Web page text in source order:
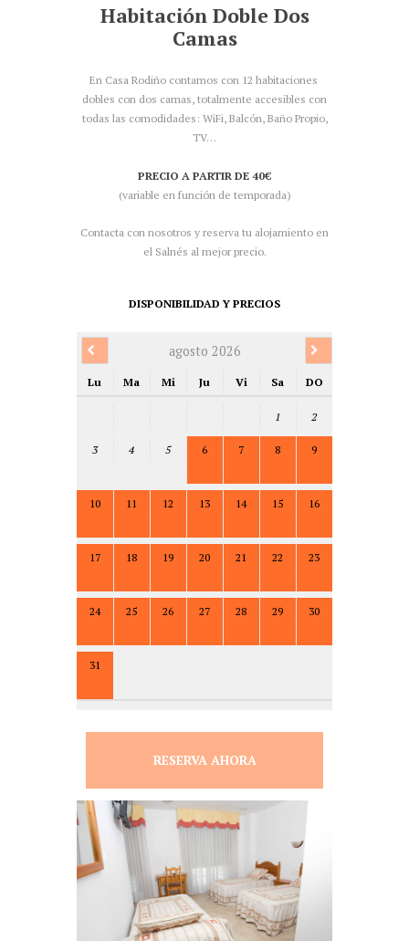
Habitación Doble Dos
Camas
En Casa Rodiño contamos con 12 habitaciones
dobles con dos camas, totalmente accesibles con
todas las comodidades: WiFi, Balcón, Baño Propio,
TV…
PRECIO A PARTIR DE 40€
(variable en función de temporada)
Contacta con nosotros y reserva tu alojamiento en
el Salnés al mejor precio.
DISPONIBILIDAD Y PRECIOS
agosto 2026
Lu Ma Mi Ju Vi Sa DO
1 2
3 4 5 6 7 8 9
10 11 12 13 14 15 16
17 18 19 20 21 22 23
24 25 26 27 28 29 30
31
RESERVA AHORA